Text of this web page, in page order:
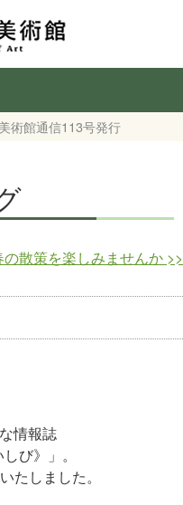
術館通信113号発行
の散策を楽しみませんか >>
情報誌
び》」。
たしました。